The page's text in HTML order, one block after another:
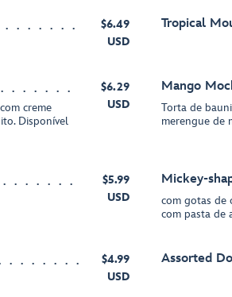
$6.49
USD
Tropical
creme
Disponível
$6.29
USD
Mango
Torta de
merengue de
$5.99
USD
Mickey-
com gotas de
com pasta de
$4.99
USD
Assorted